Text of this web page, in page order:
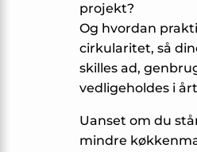
projekt?
Og hvordan
cirkularitet, så
skilles ad,
vedligeholdes i
Uanset om du
mindre